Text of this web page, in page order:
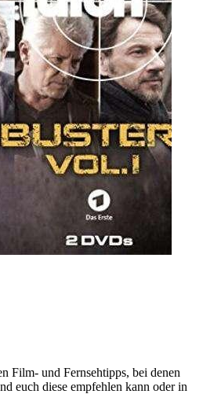
Film- und Fernsehtipps, bei denen
euch diese empfehlen kann oder in